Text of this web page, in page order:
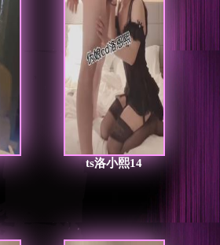
ts洛小熙14